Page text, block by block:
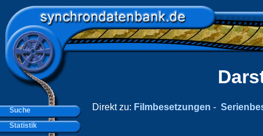
Direkt zu: Filmbesetzungen -
Suche
Statistik